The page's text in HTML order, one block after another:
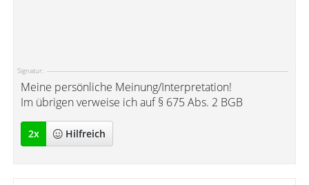
Signatur:
Meine persönliche Meinung/Interpretation!
Im übrigen verweise ich auf § 675 Abs. 2 BGB
2x Hilfreich